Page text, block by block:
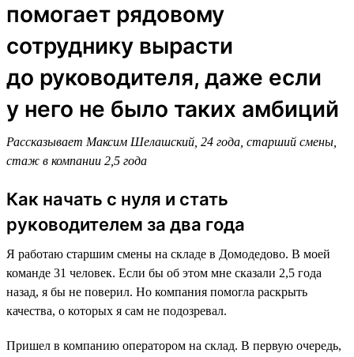
помогает рядовому
сотруднику вырасти
до руководителя, даже если
у него не было таких амбиций
Рассказывает Максим Шелашский, 24 года, старший смены,
стаж в компании 2,5 года
Как начать с нуля и стать
руководителем за два года
Я работаю старшим смены на складе в Домодедово. В моей
команде 31 человек. Если бы об этом мне сказали 2,5 года
назад, я бы не поверил. Но компания помогла раскрыть
качества, о которых я сам не подозревал.
Пришел в компанию оператором на склад. В первую очередь,